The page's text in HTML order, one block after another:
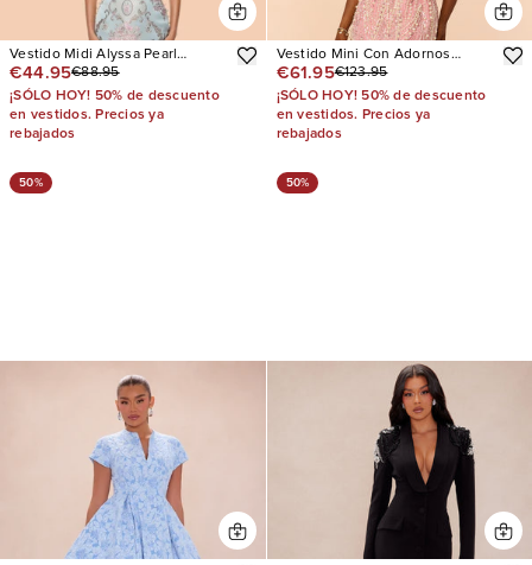
Vestido Midi Alyssa Pearl
Jacquard
€44.95€88.95
¡SÓLO HOY! 50% de descuento
en vestidos. Precios ya
rebajados
Vestido Mini Con Adornos
Dreaming Of You
€61.95€123.95
¡SÓLO HOY! 50% de descuento
en vestidos. Precios ya
rebajados
50% 50%